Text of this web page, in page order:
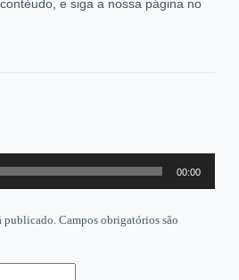
e siga a nossa página no
00:00
publicado. Campos obrigatórios são